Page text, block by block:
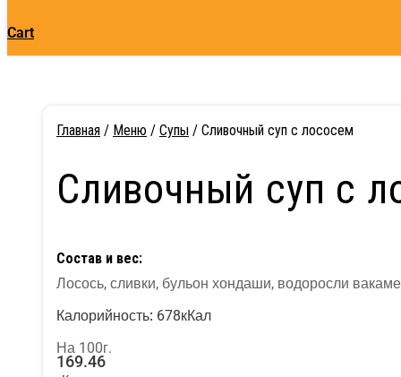
Cart
Главная / Меню / Супы / Сливочный суп с лососем
Сливочный суп с
Состав и вес:
Лосось, сливки, бульон хондаши, водоросли
Калорийность: 678кКал
На 100г.
169.46